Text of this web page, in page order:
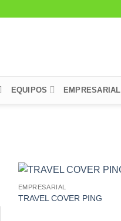
EQUIPOS EMPRESARIAL
EMPRESARIAL
TRAVEL COVER PING